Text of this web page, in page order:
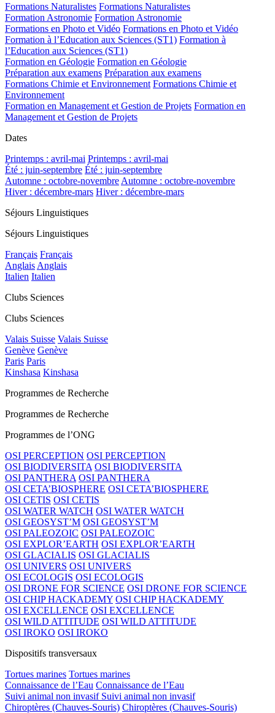
Formations Naturalistes Formations Naturalistes
Formation Astronomie Formation Astronomie
Formations en Photo et Vidéo Formations en Photo et Vidéo
Formation à l’Education aux Sciences (ST1) Formation à
l’Education aux Sciences (ST1)
Formation en Géologie Formation en Géologie
Préparation aux examens Préparation aux examens
Formations Chimie et Environnement Formations Chimie et
Environnement
Formation en Management et Gestion de Projets Formation en
Management et Gestion de Projets
Dates
Printemps : avril-mai Printemps : avril-mai
Été : juin-septembre Été : juin-septembre
Automne : octobre-novembre Automne : octobre-novembre
Hiver : décembre-mars Hiver : décembre-mars
Séjours Linguistiques
Séjours Linguistiques
Français Français
Anglais Anglais
Italien Italien
Clubs Sciences
Clubs Sciences
Valais Suisse Valais Suisse
Genève Genève
Paris Paris
Kinshasa Kinshasa
Programmes de Recherche
Programmes de Recherche
Programmes de l’ONG
OSI PERCEPTION OSI PERCEPTION
OSI BIODIVERSITA OSI BIODIVERSITA
OSI PANTHERA OSI PANTHERA
OSI CETA’BIOSPHERE OSI CETA’BIOSPHERE
OSI CETIS OSI CETIS
OSI WATER WATCH OSI WATER WATCH
OSI GEOSYST’M OSI GEOSYST’M
OSI PALEOZOIC OSI PALEOZOIC
OSI EXPLOR’EARTH OSI EXPLOR’EARTH
OSI GLACIALIS OSI GLACIALIS
OSI UNIVERS OSI UNIVERS
OSI ECOLOGIS OSI ECOLOGIS
OSI DRONE FOR SCIENCE OSI DRONE FOR SCIENCE
OSI CHIP HACKADEMY OSI CHIP HACKADEMY
OSI EXCELLENCE OSI EXCELLENCE
OSI WILD ATTITUDE OSI WILD ATTITUDE
OSI IROKO OSI IROKO
Dispositifs transversaux
Tortues marines Tortues marines
Connaissance de l’Eau Connaissance de l’Eau
Suivi animal non invasif Suivi animal non invasif
Chiroptères (Chauves-Souris) Chiroptères (Chauves-Souris)